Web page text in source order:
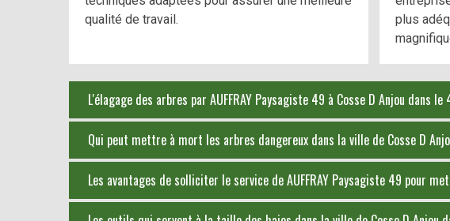
qualité de travail.
plus
L'élagage des arbres par AUFFRAY Paysagiste 49 à Cosse D Anjou dans
Qui peut mettre à mort les arbres dangereux dans la ville de Cosse D
Les avantages de solliciter le service de AUFFRAY Paysagiste 49 pour